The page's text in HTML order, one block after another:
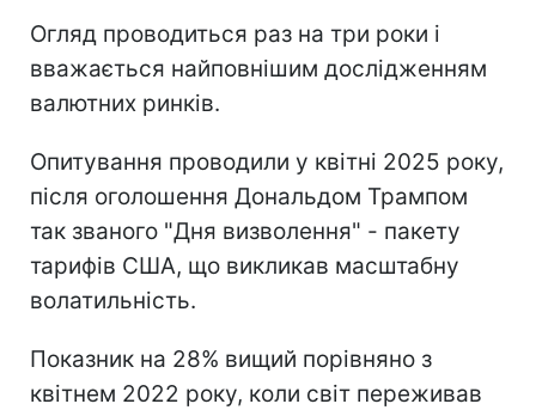
Огляд проводиться раз на три роки і
вважається найповнішим дослідженням
валютних ринків.
Опитування проводили у квітні 2025 року,
після оголошення Дональдом Трампом
так званого "Дня визволення" - пакету
тарифів США, що викликав масштабну
волатильність.
Показник на 28% вищий порівняно з
квітнем 2022 року, коли світ переживав